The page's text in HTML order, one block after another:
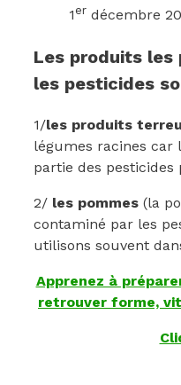
1 er décembre
Les produits les
les pesticides
1/les produits
légumes racines car
partie des pesticides
2/ les pommes (la
contaminé par les
utilisons souvent
Apprenez à
retrouver forme,